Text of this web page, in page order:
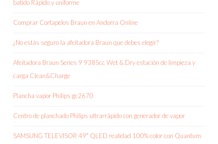
batido Rápido y uniforme
Comprar Cortapelos Braun en Andorra Online
¿No estás seguro la afeitadora Braun que debes elegir?
Afeitadora Braun Series 9 9385cc Wet & Dry estación de limpieza y
carga Clean&Charge
Plancha vapor Philips gc2670
Centro de planchado Philips ultrarrápido con generador de vapor
SAMSUNG TELEVISOR 49″ QLED realidad 100% color con Quantum